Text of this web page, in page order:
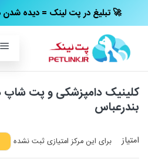
← تبلیغ در پت‌ لینک = دیده شدن در لینک‌های اول گوگل 🚀
کلینیک دامپزشکی و پت شاپ
بندرعباس
امتیاز برای این مرکز امتیازی ثبت نشده